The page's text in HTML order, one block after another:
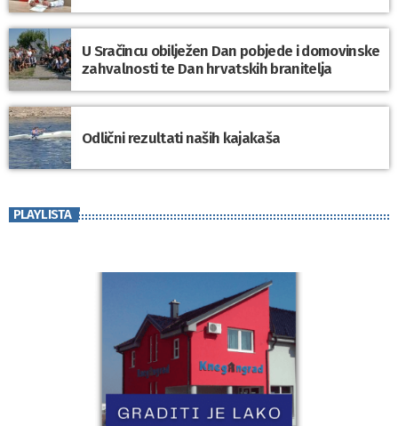
U Sračincu obilježen Dan pobjede i domovinske
zahvalnosti te Dan hrvatskih branitelja
Odlični rezultati naših kajakaša
PLAYLISTA